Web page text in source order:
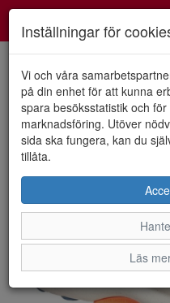
HEM ARCOPEDICO
Inställningar för
Vi och våra
på din enhet för att kunna
spara besöksstatistik och
marknadsföring. Utöver
sida ska fungera, kan du
tillåta.
Läs